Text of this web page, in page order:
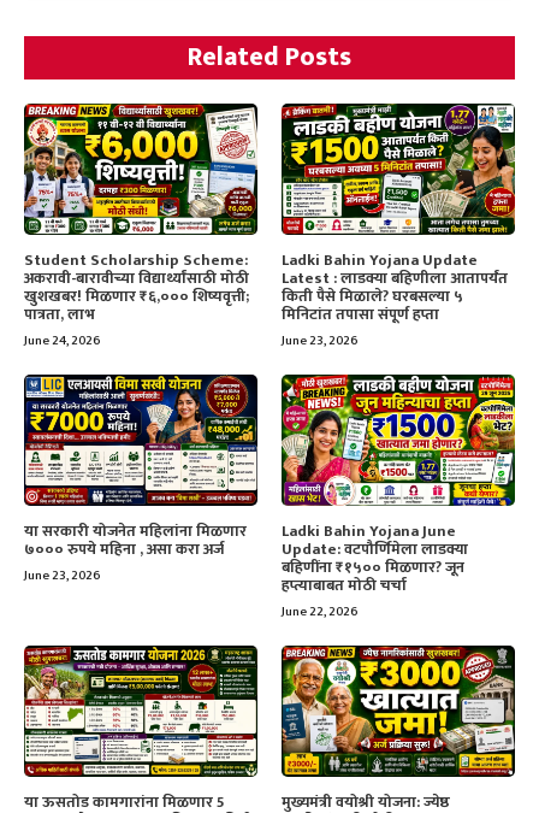
Related Posts
Student Scholarship Scheme:
अकरावी-बारावीच्या विद्यार्थ्यांसाठी मोठी
खुशखबर! मिळणार ₹६,००० शिष्यवृत्ती;
पात्रता, लाभ
June 24, 2026
Ladki Bahin Yojana Update
Latest : लाडक्या बहिणीला आतापर्यंत
किती पैसे मिळाले? घरबसल्या ५
मिनिटांत तपासा संपूर्ण हप्ता
June 23, 2026
या सरकारी योजनेत महिलांना मिळणार
७००० रुपये महिना , असा करा अर्ज
June 23, 2026
Ladki Bahin Yojana June
Update: वटपौर्णिमेला लाडक्या
बहिणींना ₹१५०० मिळणार? जून
हप्त्याबाबत मोठी चर्चा
June 22, 2026
या ऊसतोड कामगारांना मिळणार 5 मुख्यमंत्री वयोश्री योजना: ज्येष्ठ